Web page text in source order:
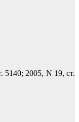
5140; 2005, N 19, ст.